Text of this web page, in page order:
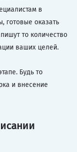
в
готовые оказать
то количество
ваших целей.
Будь то
и внесение